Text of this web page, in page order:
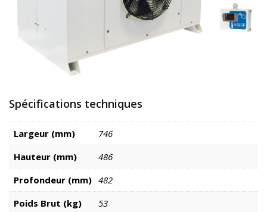
Spécifications techniques
Largeur (mm)
746
Hauteur (mm)
486
Profondeur (mm) 482
Poids Brut (kg)
53